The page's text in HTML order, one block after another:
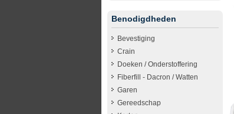
Benodigdheden
Bevestiging
Crain
Doeken / Onderstoffering
Fiberfill - Dacron / Watten
Garen
Gereedschap